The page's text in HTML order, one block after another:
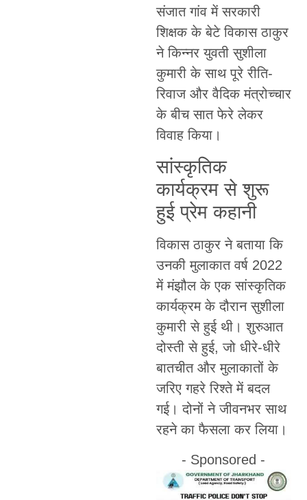
संजात गांव में सरकारी
शिक्षक के बेटे विकास ठाकुर
ने किन्नर युवती सुशीला
कुमारी के साथ पूरे रीति-
रिवाज और वैदिक मंत्रोच्चार
के बीच सात फेरे लेकर
विवाह किया।
सांस्कृतिक
कार्यक्रम से शुरू
हुई प्रेम कहानी
विकास ठाकुर ने बताया कि
उनकी मुलाकात वर्ष 2022
में मंझौल के एक सांस्कृतिक
कार्यक्रम के दौरान सुशीला
कुमारी से हुई थी। शुरुआत
दोस्ती से हुई, जो धीरे-धीरे
बातचीत और मुलाकातों के
जरिए गहरे रिश्ते में बदल
गई। दोनों ने जीवनभर साथ
रहने का फैसला कर लिया।
- Sponsored -